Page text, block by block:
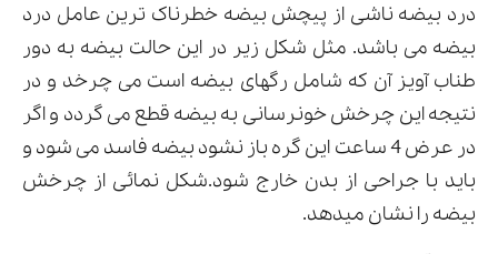
درد بیضه ناشی از پیچش بیضه خطرناک ترین عامل درد
بیضه می باشد. مثل شکل زیر در این حالت بیضه به دور
طناب آویز آن که شامل رگهای بیضه است می چرخد و در
نتیجه این چرخش خونرسانی به بیضه قطع می گردد و اگر
در عرض 4 ساعت این گره باز نشود بیضه فاسد می شود و
باید با جراحی از بدن خارج شود.شکل نمائی از چرخش
بیضه را نشان میدهد.